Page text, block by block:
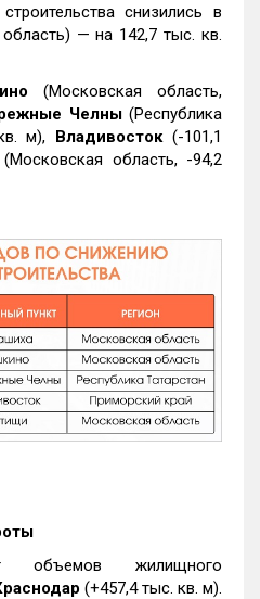
снизились в
— на 142,7 тыс. кв.
(Московская область,
Челны(Республика
м), Владивосток(-101,1
(Московская область, -94,2
объемов жилищного
(+457,4 тыс. кв. м).